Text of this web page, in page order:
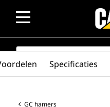
SEARCH
GC hamers
Specificaties